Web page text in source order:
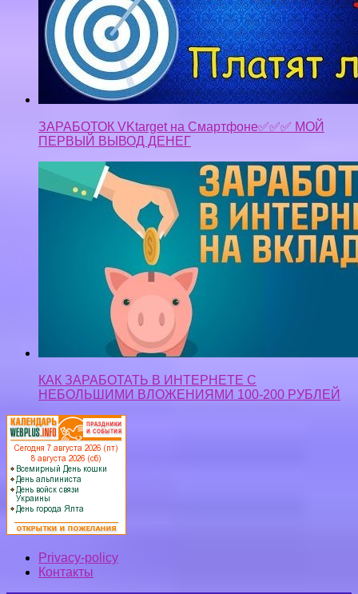
ЗАРАБОТОК VKtarget на Смартфоне✅✅✅ МОЙ
ПЕРВЫЙ ВЫВОД ДЕНЕГ
КАК ЗАРАБОТАТЬ В ИНТЕРНЕТЕ С
НЕБОЛЬШИМИ ВЛОЖЕНИЯМИ 100-200 РУБЛЕЙ
Privacy-policy
Контакты